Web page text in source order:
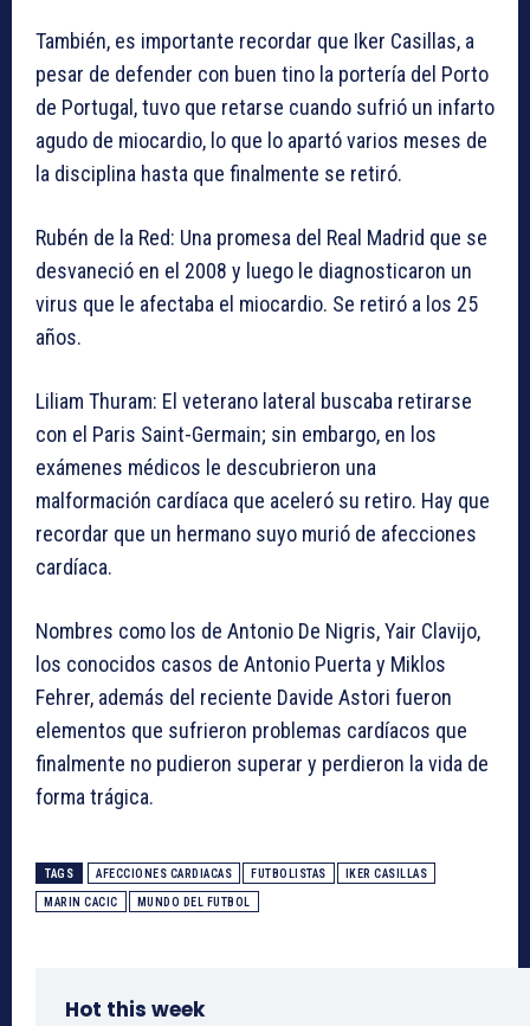
También, es importante recordar que Iker Casillas, a
pesar de defender con buen tino la portería del Porto
de Portugal, tuvo que retarse cuando sufrió un infarto
agudo de miocardio, lo que lo apartó varios meses de
la disciplina hasta que finalmente se retiró.
Rubén de la Red: Una promesa del Real Madrid que se
desvaneció en el 2008 y luego le diagnosticaron un
virus que le afectaba el miocardio. Se retiró a los 25
años.
Liliam Thuram: El veterano lateral buscaba retirarse
con el Paris Saint-Germain; sin embargo, en los
exámenes médicos le descubrieron una
malformación cardíaca que aceleró su retiro. Hay que
recordar que un hermano suyo murió de afecciones
cardíaca.
Nombres como los de Antonio De Nigris, Yair Clavijo,
los conocidos casos de Antonio Puerta y Miklos
Fehrer, además del reciente Davide Astori fueron
elementos que sufrieron problemas cardíacos que
finalmente no pudieron superar y perdieron la vida de
forma trágica.
TAGS AFECCIONES CARDIACAS FUTBOLISTAS IKER CASILLAS
MARIN CACIC MUNDO DEL FUTBOL
Hot this week